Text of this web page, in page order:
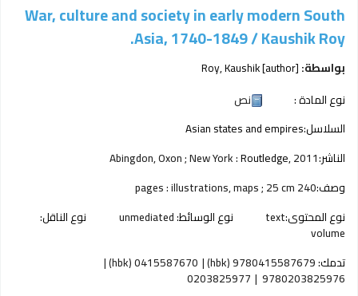
War, culture and society in early modern South
Asia, 1740-1849 /Kaushik Roy.
بواسطة: Roy, Kaushik[author]
نوع المادة :
نص
السلاسل:Asian states and empires
الناشر:
Abingdon, Oxon ; New York :Routledge,2011
وصف:240 pages : illustrations, maps ; 25 cm
نوع المحتوى:text نوع الوسائط:unmediated نوع الناقل:
volume
تدمك:9780415587679 (hbk)
0415587670 (hbk)
9780203825976
0203825977